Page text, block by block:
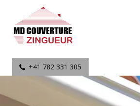
+41 782 331 305